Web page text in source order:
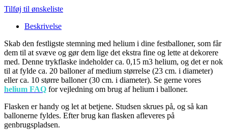
Tilføj til ønskeliste
Beskrivelse
Skab den festligste stemning med helium i dine festballoner, som får
dem til at svæve og gør dem lige det ekstra fine og lette at dekorere
med. Denne trykflaske indeholder ca. 0,15 m3 helium, og det er nok
til at fylde ca. 20 balloner af medium størrelse (23 cm. i diameter)
eller ca. 10 større balloner (30 cm. i diameter). Se gerne vores
helium FAQ for vejledning om brug af helium i balloner.
Flasken er handy og let at betjene. Studsen skrues på, og så kan
ballonerne fyldes. Efter brug kan flasken afleveres på
genbrugspladsen.